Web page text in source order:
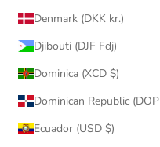
Denmark (DKK kr.)
Djibouti (DJF Fdj)
Dominica (XCD $)
Ecuador (USD $)